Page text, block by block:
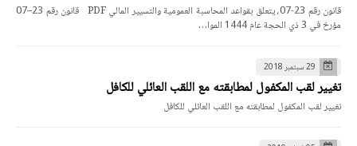
قانون رقم 23-07، يتعلق بقواعد المحاسبة العمومية والتسيير المالي PDF قانون رقم 23–07
مؤرخ في 3 ذي الحجة عام 1444 الموا…
29 سبتمبر 2018
تغيير لقب المكفول لمطابقته مع اللقب العائلي للكافل
تغيير لقب المكفول لمطابقته مع اللقب العائلي للكافل